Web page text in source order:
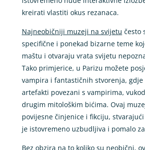
kreirati vlastiti okus rezanaca.
Najneobičniji muzeji na svijetu često
specifične i ponekad bizarne teme
maštu i otvaraju vrata svijetu
Tako primjerice, u Parizu možete
vampira i fantastičnih stvorenja, gdje
artefakti povezani s vampirima,
drugim mitološkim bićima. Ovaj
povijesne činjenice i fikciju,
je istovremeno uzbudljiva i pomalo
Bez obzira na to koliko su neobični,